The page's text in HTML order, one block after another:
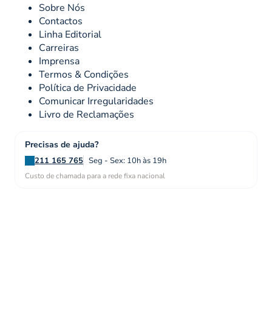
Sobre Nós
Contactos
Linha Editorial
Carreiras
Imprensa
Termos & Condições
Política de Privacidade
Comunicar Irregularidades
Livro de Reclamações
Precisas de ajuda?
211 165 765 Seg - Sex: 10h às 19h
Custo de chamada para a rede fixa nacional